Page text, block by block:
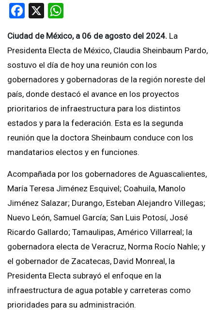
Facebook
X
Ciudad de México, a 06 de agosto del 2024. La
Presidenta Electa de México, Claudia Sheinbaum Pardo,
sostuvo el día de hoy una reunión con los
gobernadores y gobernadoras de la región noreste del
país, donde destacó el avance en los proyectos
prioritarios de infraestructura para los distintos
estados y para la federación. Esta es la segunda
reunión que la doctora Sheinbaum conduce con los
mandatarios electos y en funciones.
Acompañada por los gobernadores de Aguascalientes,
María Teresa Jiménez Esquivel; Coahuila, Manolo
Jiménez Salazar; Durango, Esteban Alejandro Villegas;
Nuevo León, Samuel García; San Luis Potosí, José
Ricardo Gallardo; Tamaulipas, Américo Villarreal; la
gobernadora electa de Veracruz, Norma Rocío Nahle; y
el gobernador de Zacatecas, David Monreal, la
Presidenta Electa subrayó el enfoque en la
infraestructura de agua potable y carreteras como
prioridades para su administración.